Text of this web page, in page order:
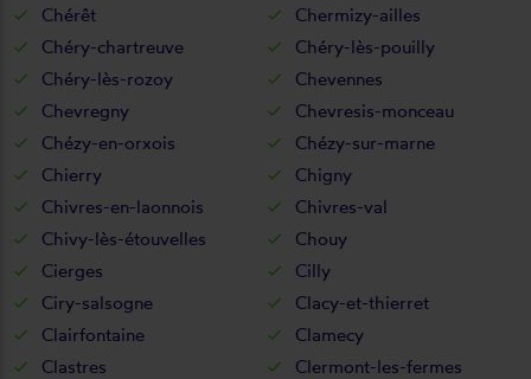
Chérêt
Chermizy-ailles
Chéry-chartreuve
Chéry-lès-pouilly
Chéry-lès-rozoy
Chevennes
Chevregny
Chevresis-monceau
Chézy-en-orxois
Chézy-sur-marne
Chierry
Chigny
Chivres-en-laonnois
Chivres-val
Chivy-lès-étouvelles
Chouy
Cierges
Cilly
Ciry-salsogne
Clacy-et-thierret
Clairfontaine
Clamecy
Clastres
Clermont-les-fermes